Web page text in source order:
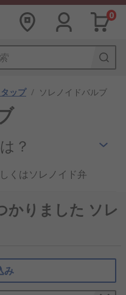
0
ップ / ソレノイドバルブ
？
くはソレノイド弁
で一般的に使用
鋼、アルミニウ
強固な素材で製造
理
かりました ソレ
み